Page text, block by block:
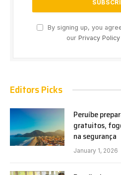
By signing up, you
our Privacy Policy
Editors Picks
Peruíbe
gratuitos,
na segurança
January 1, 2026